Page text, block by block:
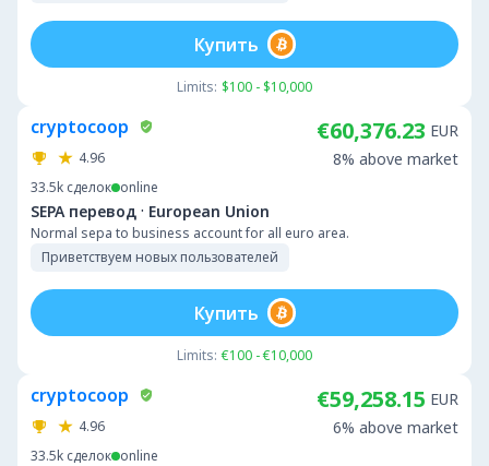
Limits: $100 - $10,000
Купить
cryptocoop
4.96
33.5k сделок online
SEPA перевод · European Union
Normal sepa to business account for all euro area.
Приветствуем новых пользователей
€60,376.23 EUR
8% above market
Limits: €100 - €10,000
Купить
cryptocoop
4.96
33.5k сделок online
€59,258.15 EUR
6% above market